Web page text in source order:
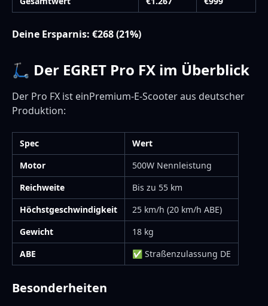
Deine Ersparnis: €268 (21%)
🛴 Der EGRET Pro FX im Überblick
Der Pro FX ist einPremium-E-Scooter aus deutscher
Produktion:
Spec
Wert
Motor
500W Nennleistung
Reichweite
Bis zu 55 km
Höchstgeschwindigkeit
25 km/h (20 km/h ABE)
Gewicht
18 kg
ABE
✅ Straßenzulassung DE
Besonderheiten